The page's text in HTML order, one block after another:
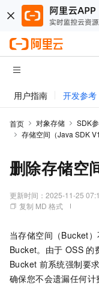
用户指南 开发参考
首页 对象存储 SDK
存储空间（Java SDK V1
删除存储空
更新时间： 2025-11-25
复制 MD 格式
当存储空间（Bucket
Bucket。由于 OSS 的
Bucket 前系统强制要
确保您不会遗漏任何